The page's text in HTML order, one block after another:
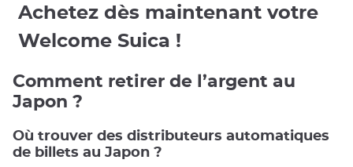
Achetez dès maintenant votre
Welcome Suica !
Comment retirer de l’argent au
Japon ?
Où trouver des distributeurs automatiques
de billets au Japon ?